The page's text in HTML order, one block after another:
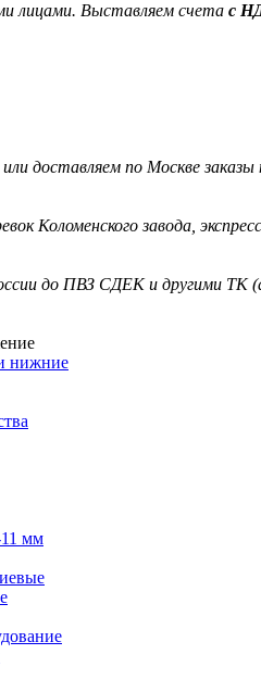
лицами. Выставляем счета с
доставляем по Москве
Коломенского завода,
до ПВЗ СДЕК и другими
нижние
11 мм